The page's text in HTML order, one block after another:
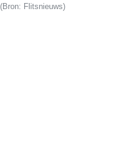
(Bron: Flitsnieuws)